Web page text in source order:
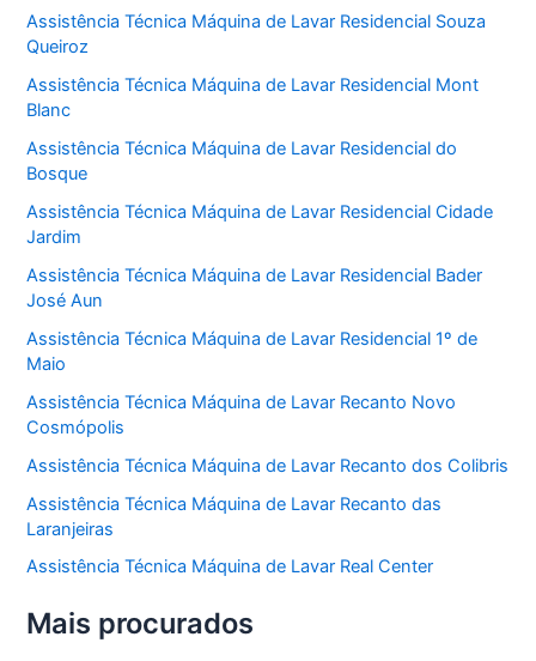
Assistência Técnica Máquina de Lavar Residencial Souza
Queiroz
Assistência Técnica Máquina de Lavar Residencial Mont
Blanc
Assistência Técnica Máquina de Lavar Residencial do
Bosque
Assistência Técnica Máquina de Lavar Residencial Cidade
Jardim
Assistência Técnica Máquina de Lavar Residencial Bader
José Aun
Assistência Técnica Máquina de Lavar Residencial 1º de
Maio
Assistência Técnica Máquina de Lavar Recanto Novo
Cosmópolis
Assistência Técnica Máquina de Lavar Recanto dos Colibris
Assistência Técnica Máquina de Lavar Recanto das
Laranjeiras
Assistência Técnica Máquina de Lavar Real Center
Mais procurados